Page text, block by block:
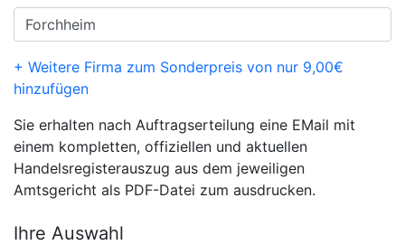
+ Weitere Firma zum Sonderpreis von nur 9,00€
hinzufügen
Sie erhalten nach Auftragserteilung eine EMail mit
einem kompletten, offiziellen und aktuellen
Handelsregisterauszug aus dem jeweiligen
Amtsgericht als PDF-Datei zum ausdrucken.
Ihre Auswahl